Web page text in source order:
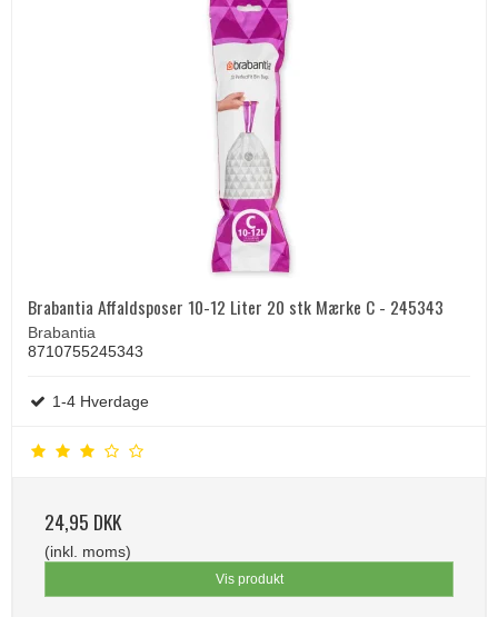
Brabantia Affaldsposer 10-12 Liter 20 stk Mærke C - 245343
Brabantia
8710755245343
1-4 Hverdage
24,95 DKK
(inkl. moms)
Vis produkt